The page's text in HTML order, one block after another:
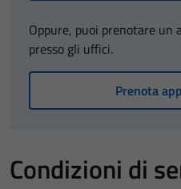
Oppure, puoi prenotare
presso gli uffici.
Prenota
Condizioni di